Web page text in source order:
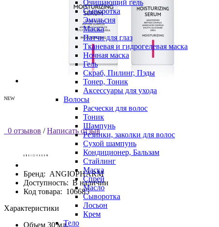
Очищающий гель
Сыворотка
Эмульсия
Маска
Патчи для глаз
Тканевая и гидрогелевая маска
Ночная маска
Гель
Скраб, Пилинг, Пэды
Тонер, Тоник
Аксессуары для ухода
Волосы
Расчески для волос
Тоник
Шампунь
Резинки, заколки для волос
Сухой шампунь
Кондиционер, Бальзам
Стайлинг
Маска
Спрей
Масло
Сыворотка
Лосьон
Крем
Тело
NEW
0 отзывов / Написать отзыв
Бренд: ANGIOPHARM
Доступность: В наличии
Код товара: 106685
Характеристики
Объем 30 мл.